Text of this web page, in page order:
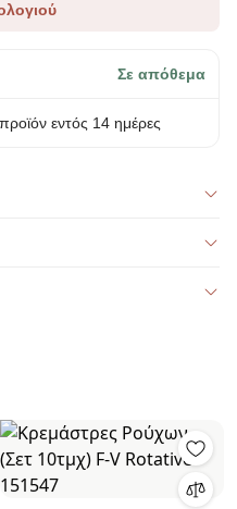
Σε απόθεμα
εντός 14 ημέρες